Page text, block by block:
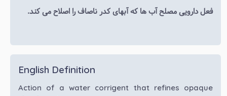
فعل دارویی مصلح آب ها که آبهای کدر ناصاف را اصلاح می کند.
English Definition
Action of a water corrigent that refines opaque